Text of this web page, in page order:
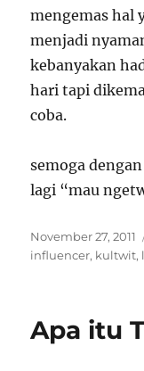
mengemas hal
menjadi
kebanyakan
hari tapi
coba.
semoga
lagi “mau
Posted
on
November 27, 2011
influencer, kultwit,
Apa itu